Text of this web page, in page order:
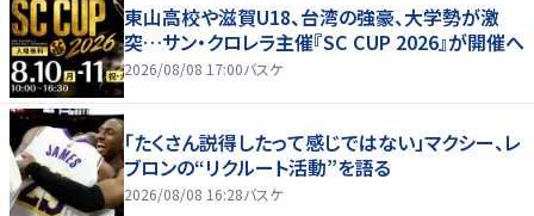
東山高校や滋賀U18、台湾の強豪、大学勢が激
突…サン・クロレラ主催『SC CUP 2026』が開催へ
2026/08/08 17:00バスケ
「たくさん説得したって感じではない」マクシー、レ
ブロンの“リクルート活動”を語る
2026/08/08 16:28バスケ